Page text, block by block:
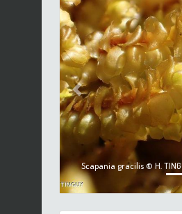
Scapania gracilis © H.
Previous